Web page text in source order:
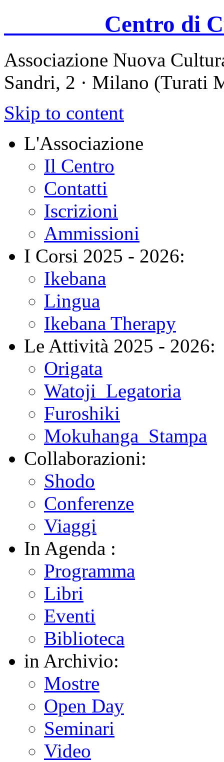
Centro di
Associazione Nuova
Sandri, 2 · Milano (Turati
Skip to content
L'Associazione
Il Centro
Contatti
Iscrizioni
Ammissioni
I Corsi 2025 - 2026:
Ikebana
Lingua
Ikebana Therapy
Le Attività 2025 - 2026:
Origata
Watoji_Legatoria
Furoshiki
Mokuhanga_Stampa
Collaborazioni:
Shodo
Conferenze
Viaggi
In Agenda :
Programma
Libri
Eventi
Biblioteca
in Archivio:
Mostre
Open Day
Seminari
Video